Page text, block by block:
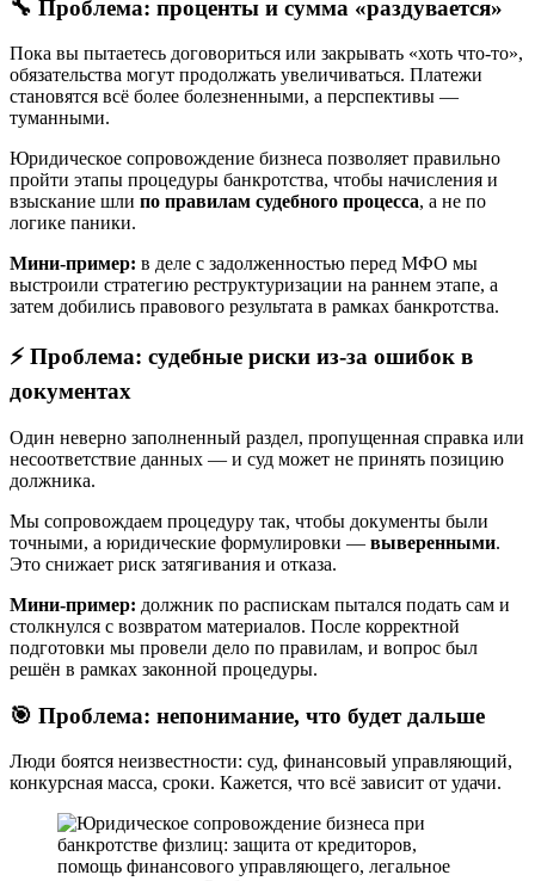
🔧 Проблема: проценты и сумма «раздувается»
Пока вы пытаетесь договориться или закрывать «хоть что-то»,
обязательства могут продолжать увеличиваться. Платежи
становятся всё более болезненными, а перспективы —
туманными.
Юридическое сопровождение бизнеса позволяет правильно
пройти этапы процедуры банкротства, чтобы начисления и
взыскание шли по правилам судебного процесса, а не по
логике паники.
Мини-пример: в деле с задолженностью перед МФО мы
выстроили стратегию реструктуризации на раннем этапе, а
затем добились правового результата в рамках банкротства.
⚡ Проблема: судебные риски из-за ошибок в
документах
Один неверно заполненный раздел, пропущенная справка или
несоответствие данных — и суд может не принять позицию
должника.
Мы сопровождаем процедуру так, чтобы документы были
точными, а юридические формулировки — выверенными.
Это снижает риск затягивания и отказа.
Мини-пример: должник по распискам пытался подать сам и
столкнулся с возвратом материалов. После корректной
подготовки мы провели дело по правилам, и вопрос был
решён в рамках законной процедуры.
🎯 Проблема: непонимание, что будет дальше
Люди боятся неизвестности: суд, финансовый управляющий,
конкурсная масса, сроки. Кажется, что всё зависит от удачи.